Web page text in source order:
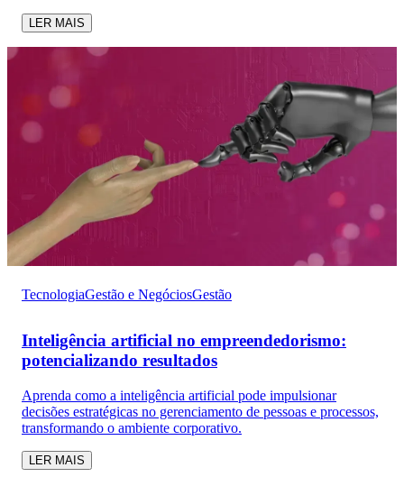
LER MAIS
TecnologiaGestão e NegóciosGestão
Inteligência artificial no empreendedorismo:
potencializando resultados
Aprenda como a inteligência artificial pode impulsionar
decisões estratégicas no gerenciamento de pessoas e processos,
transformando o ambiente corporativo.
LER MAIS